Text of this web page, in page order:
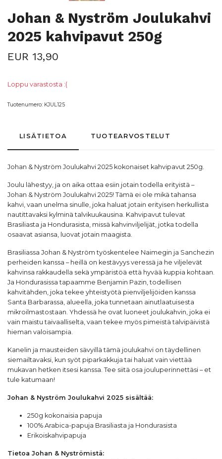
Johan & Nyström Joulukahvi
2025 kahvipavut 250g
EUR 13,90
Loppu varastosta :(
Tuotenumero: KJUL125
LISÄTIETOA TUOTEARVOSTELUT
Johan & Nyström Joulukahvi 2025 kokonaiset kahvipavut 250g.
Joulu lähestyy, ja on aika ottaa esiin jotain todella erityistä –
Johan & Nyström Joulukahvi 2025! Tämä ei ole mikä tahansa
kahvi, vaan unelma sinulle, joka haluat jotain erityisen herkullista
nautittavaksi kylminä talvikuukausina. Kahvipavut tulevat
Brasiliasta ja Hondurasista, missä kahvinviljelijät, jotka todella
osaavat asiansa, luovat jotain maagista.
Brasiliassa Johan & Nyström työskentelee Naimegin ja Sanchezin
perheiden kanssa – heillä on kestävyys veressä ja he viljelevät
kahvinsa rakkaudella sekä ympäristöä että hyvää kuppia kohtaan.
Ja Hondurasissa tapaamme Benjamin Pazin, todellisen
kahvitähden, joka tekee yhteistyötä pienviljelijöiden kanssa
Santa Barbarassa, alueella, joka tunnetaan ainutlaatuisesta
mikroilmastostaan. Yhdessä he ovat luoneet joulukahvin, joka ei
vain maistu taivaalliselta, vaan tekee myös pimeistä talvipäivistä
hieman valoisampia.
Kanelin ja mausteiden sävyillä tämä joulukahvi on täydellinen
siemailtavaksi, kun syöt piparkakkuja tai haluat vain viettää
mukavan hetken itsesi kanssa. Tee siitä osa jouluperinnettäsi – et
tule katumaan!
Johan & Nyström Joulukahvi 2025 sisältää:
250g kokonaisia papuja
100% Arabica-papuja Brasiliasta ja Hondurasista
Erikoiskahvipapuja
Tietoa Johan & Nyströmistä: